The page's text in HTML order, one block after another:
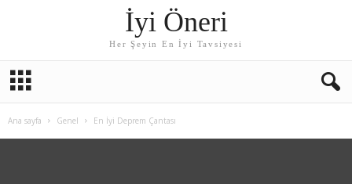
İyi Öneri
Her Şeyin En İyi Tavsiyesi
Ana sayfa Genel En İyi Deprem Çantası